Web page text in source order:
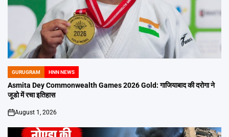
POSTED
IN
GURUGRAM HNN NEWS
Asmita Dey Commonwealth Games 2026 Gold: गाजियाबाद की दरोगा ने
जूडो में रचा इतिहास
on
August 1, 2026